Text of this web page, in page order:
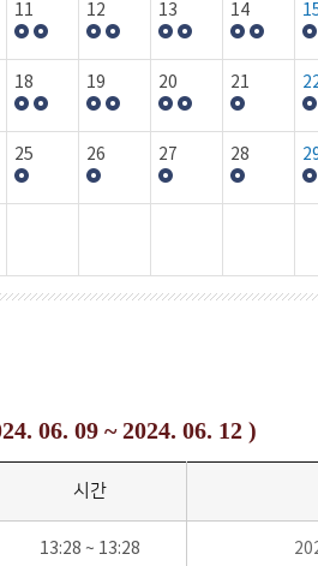
11 12 13 14
18 19 20 21
25 26 27 28
06. 09 ~ 2024. 06. 12 )
시간
13:28 ~ 13:28